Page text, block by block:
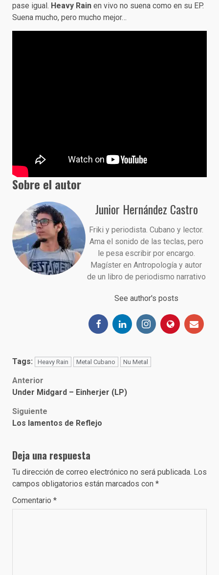
pase igual. Heavy Rain en vivo no suena como en su EP.
Suena mucho, pero mucho mejor…
Sobre el autor
Junior Hernández Castro
Friki y periodista. Cubano y lector.
Ama el sonido de las teclas, pero
le pesa escribir por encargo.
Magíster en Antropología y autor
de un libro de periodismo narrativo
See author's posts
Tags: Heavy Rain Metal Cubano Nu Metal
Post
navigation
Anterior
Under Midgard – Einherjer (LP)
Siguiente
Los lamentos de Reflejo
Deja una respuesta
Tu dirección de correo electrónico no será publicada. Los
campos obligatorios están marcados con *
Comentario *